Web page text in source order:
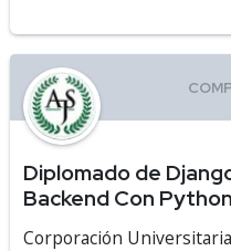
Diplomado de
Backend Con Python
Corporación